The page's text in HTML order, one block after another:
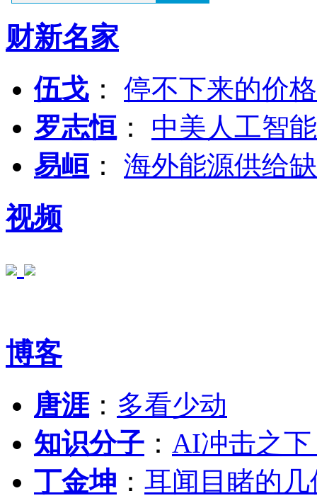
财新名家
伍戈 ： 停不下来的价
罗志恒 ： 中美人工智
易峘 ： 海外能源供给
视频
博客
唐涯： 多看少动
知识分子 ： AI冲击之
丁金坤 ： 耳闻目睹的